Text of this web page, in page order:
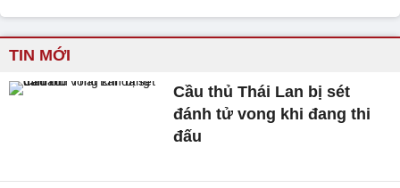
TIN MỚI
Cầu thủ Thái Lan bị sét
đánh tử vong khi đang thi
đấu